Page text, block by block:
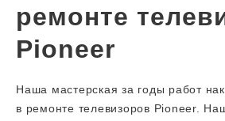
ремонте
Pioneer
Наша мастерская за годы работ
в ремонте телевизоров Pioneer.